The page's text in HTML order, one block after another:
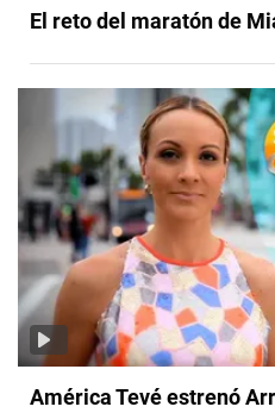
El reto del maratón de
América Tevé estrenó